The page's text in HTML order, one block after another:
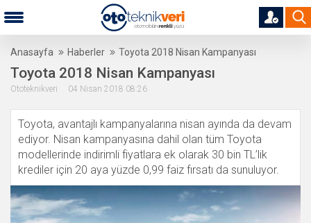
Anasayfa Haberler Toyota 2018 Nisan Kampanyası
Toyota 2018 Nisan Kampanyası
Ototeknikveri 04 Nisan 2018 08:26
Toyota, avantajlı kampanyalarına nisan ayında da devam
ediyor. Nisan kampanyasına dahil olan tüm Toyota
modellerinde indirimli fiyatlara ek olarak 30 bin TL’lik
krediler için 20 aya yüzde 0,99 faiz fırsatı da sunuluyor.